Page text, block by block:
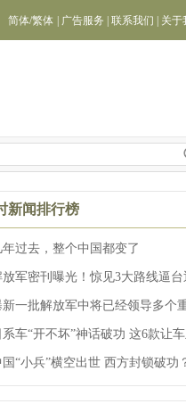
简体/繁体 广告服务 联系我们 关于
新闻排行榜
年过去，整个中国都变了
放军密刊曝光！惊见3大路线逼台
新一批解放军中将已经领导多个
系车“开不坏”神话破功 这6款让车
国“小兵”横空出世 西方封锁破功